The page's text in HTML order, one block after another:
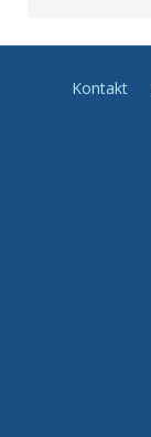
Kontakt